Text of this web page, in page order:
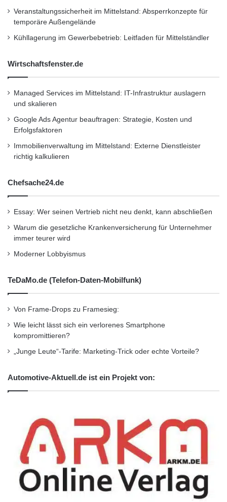
entscheidender Bedeutung, um die
Informationssicherheit zu gewährleisten.
Option, sondern eine Notwendigkeit
digitalen Ära.“
Zusätzlich zu den technischen
Herausforderungen gibt es auch
organisatorische und personelle Aspekte zu
in Bezug auf Sicherheitsbewusstsein und -
praktiken ist ein entscheidender Faktor. Oft
sind menschliche Fehler die Ursache für
unbeabsichtigte Offenlegen sensibler
Informationen. Ein umfassendes
Schulungsprogramm kann dazu beitragen, das
Bewusstsein der Mitarbeiter zu schärfen und
die Wahrscheinlichkeit von
Maßnahmen zur Verbesserung
der Sicherheitsstandards
Um den Herausforderungen zu begegnen,
müssen Unternehmen proaktive Maßnahmen
ergreifen. Eine der wichtigsten Maßnahmen ist
die Implementierung von
Veranstaltungssicherheit im Mittelstand: Absperrkonzepte für
temporäre Außengelände
Kühllagerung im Gewerbebetrieb: Leitfaden für Mittelständler
Wirtschaftsfenster.de
Managed Services im Mittelstand: IT-Infrastruktur auslagern
und skalieren
Google Ads Agentur beauftragen: Strategie, Kosten und
Erfolgsfaktoren
Immobilienverwaltung im Mittelstand: Externe Dienstleister
richtig kalkulieren
Chefsache24.de
Essay: Wer seinen Vertrieb nicht neu denkt, kann abschließen
Warum die gesetzliche Krankenversicherung für Unternehmer
immer teurer wird
Moderner Lobbyismus
TeDaMo.de (Telefon-Daten-Mobilfunk)
Von Frame-Drops zu Framesieg:
Wie leicht lässt sich ein verlorenes Smartphone
kompromittieren?
„Junge Leute“-Tarife: Marketing-Trick oder echte Vorteile?
Automotive-Aktuell.de ist ein Projekt von: